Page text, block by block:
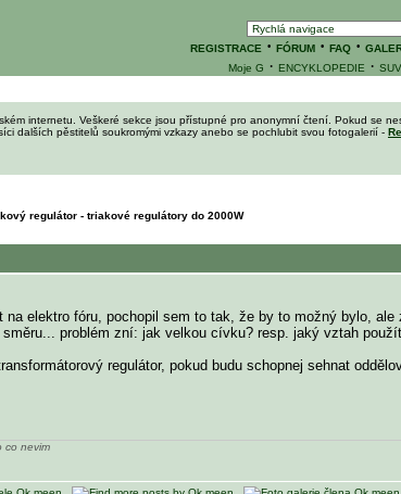
REGISTRACE · FÓRUM· FAQ·
Moje G · ENCYKLOPEDIE ·
internetu. Veškeré sekce jsou přístupné pro anonymní čtení. Pokud se
dalších pěstitelů soukromými vzkazy anebo se pochlubit svou fotogalerií -
regulátor - triakové regulátory do 2000W
elektro fóru, pochopil sem to tak, že by to možný bylo,
problém zní: jak velkou cívku? resp. jaký vztah
regulátor, pokud budu schopnej sehnat
co nevim